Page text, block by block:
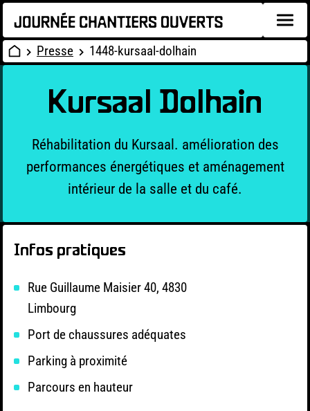
Presse 1448-kursaal-dolhain
Kursaal Dolhain
Réhabilitation du Kursaal. amélioration des
performances énergétiques et aménagement
intérieur de la salle et du café.
Infos pratiques
Rue Guillaume Maisier 40, 4830
Limbourg
Port de chaussures adéquates
Parking à proximité
Parcours en hauteur